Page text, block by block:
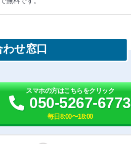
わせ窓口
スマホの方はこちらをクリック
050-5267-6773
毎日8:00〜18:00